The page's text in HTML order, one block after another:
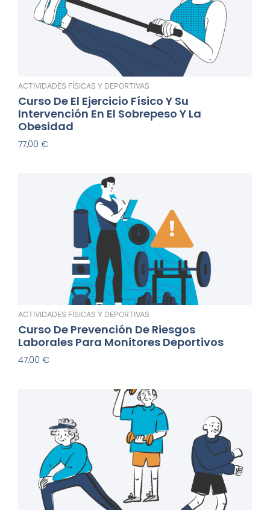
ACTIVIDADES FÍSICAS Y DEPORTIVAS
Curso De El Ejercicio Físico Y Su
Intervención En El Sobrepeso Y La
Obesidad
77,00 €
ACTIVIDADES FÍSICAS Y DEPORTIVAS
Curso De Prevención De Riesgos
Laborales Para Monitores Deportivos
47,00 €